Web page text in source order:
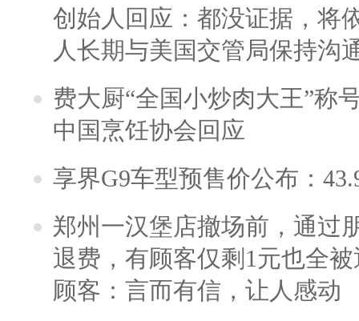
创始人回应：都没证据，将
人长期与美国交管局保持沟
费大厨“全国小炒肉大王”称
中国烹饪协会回应
享界G9车型预售价公布：
郑州一汉堡店撤场前，通过
退费，有顾客仅剩1元也全
顾客：言而有信，让人感动